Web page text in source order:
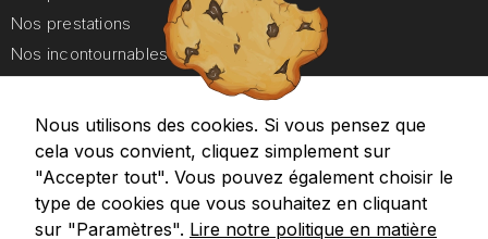
Nos prestations
Nos incontournables
Nos forfaits Duo
A propos
Aides et Contact
Google maps
Recevez nos promotions
Nous utilisons des cookies. Si vous pensez que
cela vous convient, cliquez simplement sur
"Accepter tout". Vous pouvez également choisir le
type de cookies que vous souhaitez en cliquant
sur "Paramètres". Lire notre politique en matière